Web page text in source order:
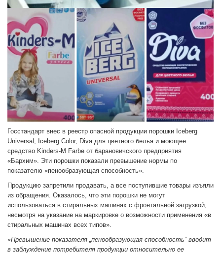
Госстандарт внес в реестр опасной продукции порошки Iceberg
Universal, Iceberg Color, Diva для цветного белья и моющее
средство Kinders-M Farbe от барановичского предприятия
«Бархим». Эти порошки показали превышение нормы по
показателю «пенообразующая способность».
Продукцию запретили продавать, а все поступившие товары изъяли
из обращения. Оказалось, что эти порошки не могут
использоваться в стиральных машинах с фронтальной загрузкой,
несмотря на указание на маркировке о возможности применения «в
стиральных машинах всех типов».
«Превышение показателя „пенообразующая способность“ вводит
в заблуждение потребителя продукции относительно ее